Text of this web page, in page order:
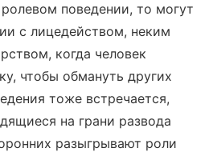
поведении, то могут
с лицедейством, неким
когда человек
чтобы обмануть других
тоже встречается,
на грани развода
разыгрывают роли